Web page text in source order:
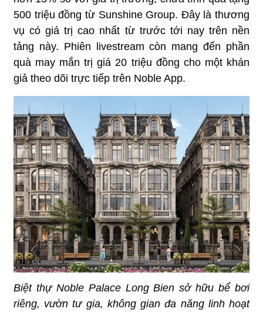
500 triệu đồng từ Sunshine Group. Đây là thương
vụ có giá trị cao nhất từ trước tới nay trên nền
tảng này. Phiên livestream còn mang đến phần
quà may mắn trị giá 20 triệu đồng cho một khán
giả theo dõi trực tiếp trên Noble App.
Biệt thự Noble Palace Long Bien sở hữu bể bơi
riêng, vườn tư gia, không gian đa năng linh hoạt